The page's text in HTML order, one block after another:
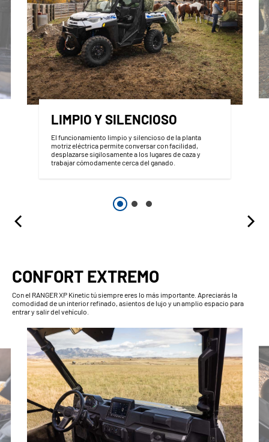
LIMPIO Y SILENCIOSO
El funcionamiento limpio y silencioso de la planta
motriz eléctrica permite conversar con facilidad,
desplazarse sigilosamente a los lugares de caza y
trabajar cómodamente cerca del ganado.
CONFORT EXTREMO
Con el RANGER XP Kinetic tú siempre eres lo más importante. Apreciarás la
comodidad de un interior refinado, asientos de lujo y un amplio espacio para
entrar y salir del vehículo.